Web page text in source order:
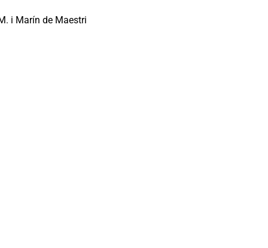
i Marín de Maestri